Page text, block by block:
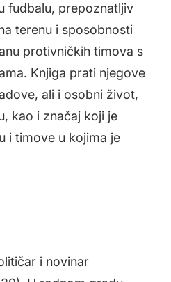
fudbalu, prepoznatljiv
terenu i sposobnosti
protivničkih timova s
Knjiga prati njegove
ali i osobni život,
kao i značaj koji je
i timove u kojima je
i novinar